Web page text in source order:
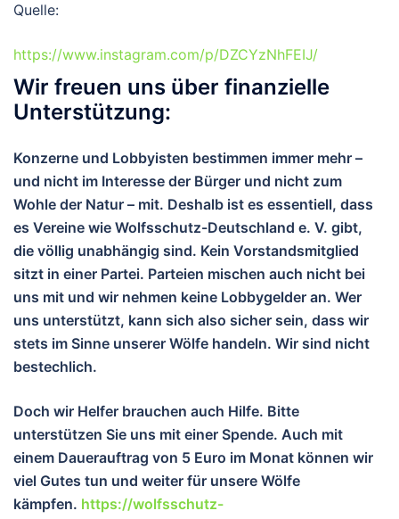
Quelle:
https://www.instagram.com/p/DZCYzNhFEIJ/
Wir freuen uns über finanzielle
Unterstützung:
Konzerne und Lobbyisten bestimmen immer mehr –
und nicht im Interesse der Bürger und nicht zum
Wohle der Natur – mit. Deshalb ist es essentiell, dass
es Vereine wie Wolfsschutz-Deutschland e. V. gibt,
die völlig unabhängig sind. Kein Vorstandsmitglied
sitzt in einer Partei. Parteien mischen auch nicht bei
uns mit und wir nehmen keine Lobbygelder an. Wer
uns unterstützt, kann sich also sicher sein, dass wir
stets im Sinne unserer Wölfe handeln. Wir sind nicht
bestechlich.
Doch wir Helfer brauchen auch Hilfe. Bitte
unterstützen Sie uns mit einer Spende. Auch mit
einem Dauerauftrag von 5 Euro im Monat können wir
viel Gutes tun und weiter für unsere Wölfe
kämpfen. https://wolfsschutz-